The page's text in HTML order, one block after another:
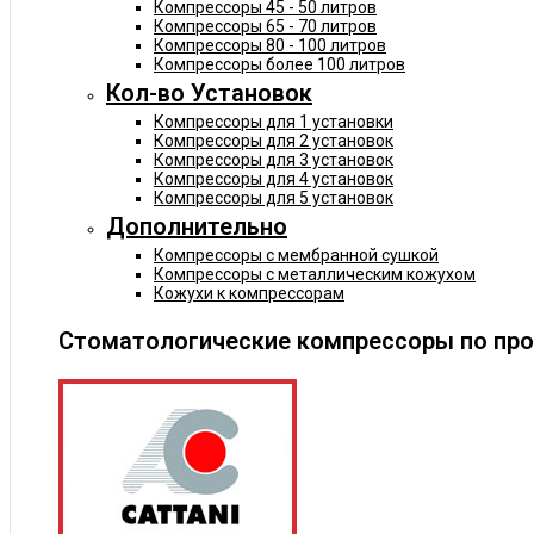
Компрессоры 45 - 50 литров
Компрессоры 65 - 70 литров
Компрессоры 80 - 100 литров
Компрессоры более 100 литров
Кол-во Установок
Компрессоры для 1 установки
Компрессоры для 2 установок
Компрессоры для 3 установок
Компрессоры для 4 установок
Компрессоры для 5 установок
Дополнительно
Компрессоры с мембранной сушкой
Компрессоры с металлическим кожухом
Кожухи к компрессорам
Стоматологические компрессоры по